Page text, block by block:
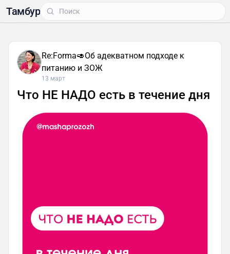
Тамбур
Re:Forma🥑Об адекватном подходе к
питанию и ЗОЖ
13 март
Что НЕ НАДО есть в течение дня